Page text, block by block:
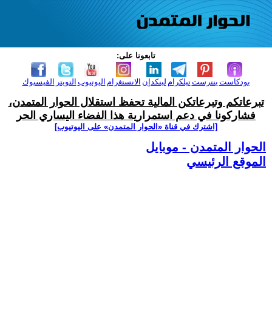
تابعونا على:
الفيسبوك التويتر اليوتيوب الانستغرام لينكدإن تيلكرامبنترست بودكاست
تبرعاتكم وتبرعاتكن المالية تحفظ استقلال الحوار المتمدن،
فشاركونا في دعم استمرارية هذا الفضاء اليساري الحر
[اشترك في قناة ‫«الحوار المتمدن» على اليوتيوب]
الحوار المتمدن - موبايل
الموقع الرئيسي